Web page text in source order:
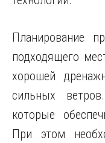
Планирование
подходящего
хорошей
сильных
которые
При этом